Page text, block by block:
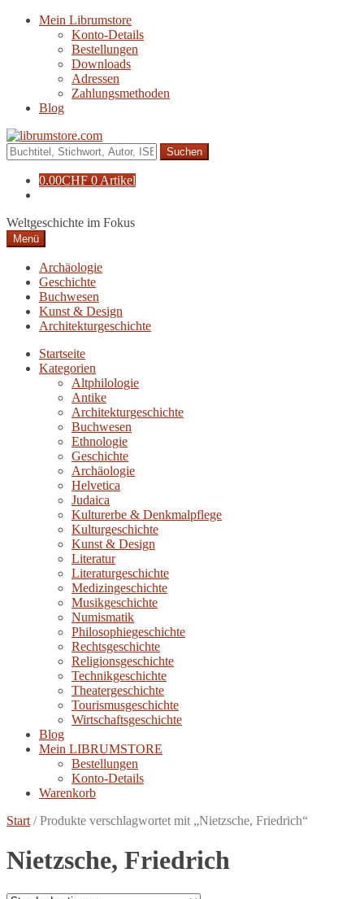
Navigation
Zum
Mein Librumstore
Konto-Details
Bestellungen
Downloads
Adressen
Zahlungsmethoden
Blog
Suche
nach:
0.00CHF 0 Artikel
Weltgeschichte im Fokus
Menü
Archäologie
Geschichte
Buchwesen
Kunst & Design
Architekturgeschichte
Startseite
Kategorien
Altphilologie
Antike
Architekturgeschichte
Buchwesen
Ethnologie
Geschichte
Archäologie
Helvetica
Judaica
Kulturerbe & Denkmalpflege
Kulturgeschichte
Kunst & Design
Literatur
Literaturgeschichte
Medizingeschichte
Musikgeschichte
Numismatik
Philosophiegeschichte
Rechtsgeschichte
Religionsgeschichte
Technikgeschichte
Theatergeschichte
Tourismusgeschichte
Wirtschaftsgeschichte
Blog
Mein LIBRUMSTORE
Bestellungen
Konto-Details
Warenkorb
Start /Produkte verschlagwortet mit „Nietzsche, Friedrich“
Nietzsche, Friedrich